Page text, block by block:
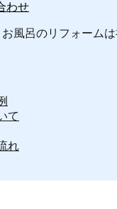
わせ
風呂のリフォーム
て
れ